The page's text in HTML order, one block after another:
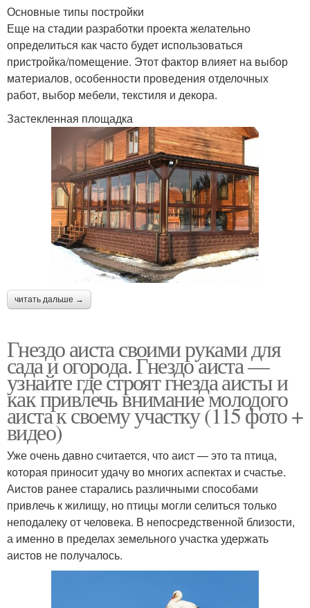
Основные типы постройки
Еще на стадии разработки проекта желательно
определиться как часто будет использоваться
пристройка/помещение. Этот фактор влияет на выбор
материалов, особенности проведения отделочных
работ, выбор мебели, текстиля и декора.
Застекленная площадка
читать дальше →
Гнездо аиста своими руками для
сада и огорода. Гнездо аиста —
узнайте где строят гнезда аисты и
как привлечь внимание молодого
аиста к своему участку (115 фото +
видео)
Уже очень давно считается, что аист — это та птица,
которая приносит удачу во многих аспектах и счастье.
Аистов ранее старались различными способами
привлечь к жилищу, но птицы могли селиться только
неподалеку от человека. В непосредственной близости,
а именно в пределах земельного участка удержать
аистов не получалось.